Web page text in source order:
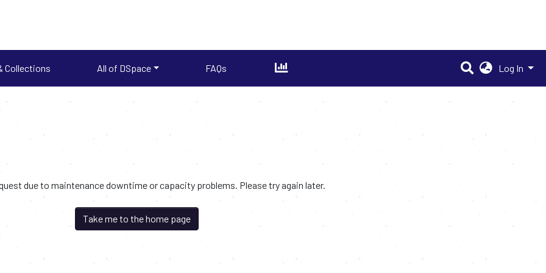
Collections All of DSpace FAQs Log In
due to maintenance downtime or capacity problems. Please try again later.
Take me to the home page